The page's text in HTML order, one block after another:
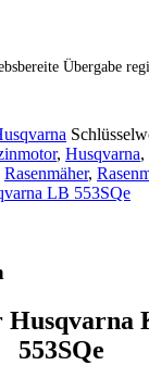
Übergabe
, Husqvarna,
Rasenmäher,
LB 553SQe
553SQe